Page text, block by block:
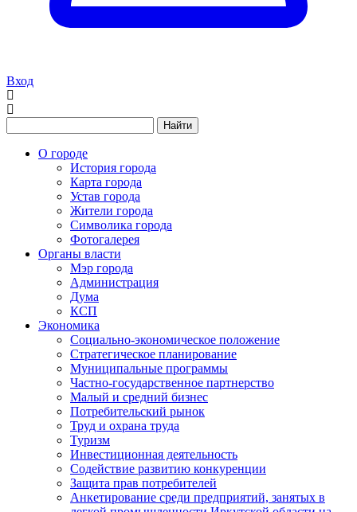
Вход
Найти
О городе
История города
Карта города
Устав города
Жители города
Символика города
Фотогалерея
Органы власти
Мэр города
Администрация
Дума
КСП
Экономика
Социально-экономическое положение
Стратегическое планирование
Муниципальные программы
Частно-государственное партнерство
Малый и средний бизнес
Потребительский рынок
Труд и охрана труда
Туризм
Инвестиционная деятельность
Содействие развитию конкуренции
Защита прав потребителей
Анкетирование среди предприятий, занятых в